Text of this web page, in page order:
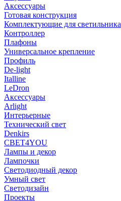
Аксессуары
Готовая конструкция
Комплектующие для светильника
Контроллер
Плафоны
Универсальное крепление
Профиль
De-light
Italline
LeDron
Аксессуары
Arlight
Интерьерные
Технический свет
Denkirs
СВЕТ4YOU
Лампы и декор
Лампочки
Светодиодный декор
Умный свет
Светодизайн
Проекты